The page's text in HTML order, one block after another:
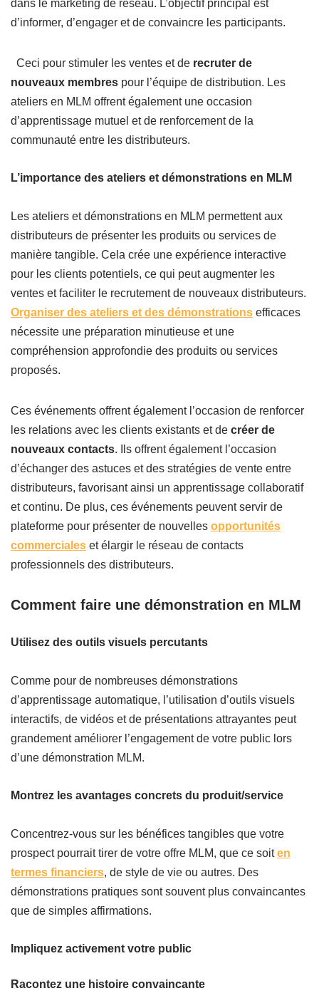
dans le marketing de réseau. L’objectif principal est
d’informer, d’engager et de convaincre les participants.
Ceci pour stimuler les ventes et de recruter de
nouveaux membres pour l’équipe de distribution. Les
ateliers en MLM offrent également une occasion
d’apprentissage mutuel et de renforcement de la
communauté entre les distributeurs.
L’importance des ateliers et démonstrations en MLM
Les ateliers et démonstrations en MLM permettent aux
distributeurs de présenter les produits ou services de
manière tangible. Cela crée une expérience interactive
pour les clients potentiels, ce qui peut augmenter les
ventes et faciliter le recrutement de nouveaux distributeurs.
Organiser des ateliers et des démonstrations efficaces
nécessite une préparation minutieuse et une
compréhension approfondie des produits ou services
proposés.
Ces événements offrent également l’occasion de renforcer
les relations avec les clients existants et de créer de
nouveaux contacts. Ils offrent également l’occasion
d’échanger des astuces et des stratégies de vente entre
distributeurs, favorisant ainsi un apprentissage collaboratif
et continu. De plus, ces événements peuvent servir de
plateforme pour présenter de nouvelles opportunités
commerciales et élargir le réseau de contacts
professionnels des distributeurs.
Comment faire une démonstration en MLM
Utilisez des outils visuels percutants
Comme pour de nombreuses démonstrations
d’apprentissage automatique, l’utilisation d’outils visuels
interactifs, de vidéos et de présentations attrayantes peut
grandement améliorer l’engagement de votre public lors
d’une démonstration MLM.
Montrez les avantages concrets du produit/service
Concentrez-vous sur les bénéfices tangibles que votre
prospect pourrait tirer de votre offre MLM, que ce soiten
termes financiers, de style de vie ou autres. Des
démonstrations pratiques sont souvent plus convaincantes
que de simples affirmations.
Impliquez activement votre public
Racontez une histoire convaincante